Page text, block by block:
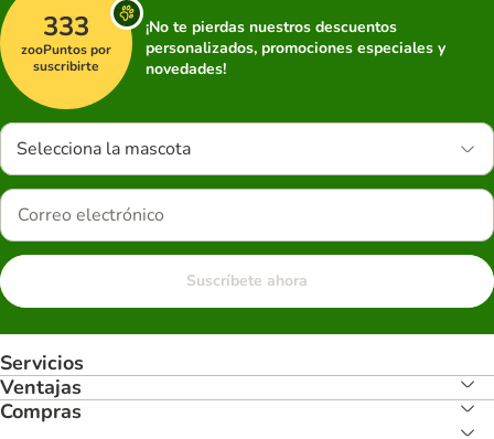
333
zooPuntos por
suscribirte
¡No te pierdas nuestros descuentos
personalizados, promociones especiales y
novedades!
Selecciona la mascota
Suscríbete ahora
Servicios
Ventajas
Compras